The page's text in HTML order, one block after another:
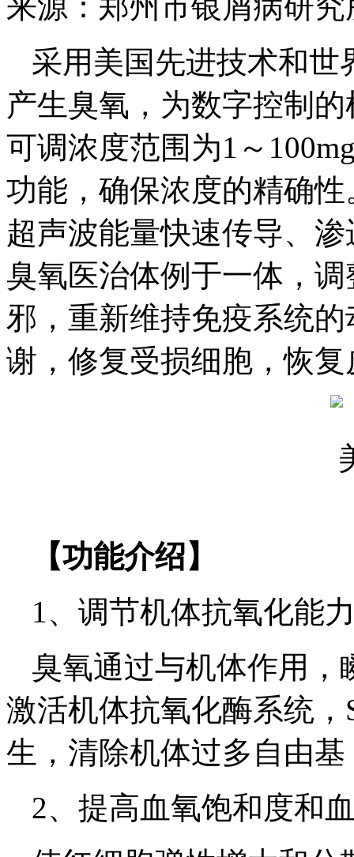
采用美国先进技术和世
产生臭氧，为数字控制
可调浓度范围为1～
功能，确保浓度的精确
超声波能量快速传导、
臭氧医治体例于一体，
邪，重新维持免疫系统
谢，修复受损细胞，恢
【功能介绍】
1、调节机体抗氧化能
臭氧通过与机体作用，
激活机体抗氧化酶系统
生，清除机体过多自由
2、提高血氧饱和度和